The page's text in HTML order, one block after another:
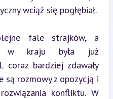
wciąż się pogłębiał.
fale strajków, a
w kraju była już
coraz bardziej zdawały
są rozmowy z opozycją i
konfliktu. W